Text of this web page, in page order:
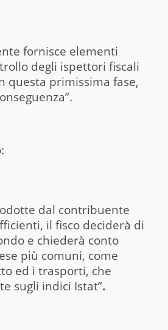
fornisce elementi
degli ispettori fiscali
questa primissima fase,
dal contribuente
il fisco deciderà di
e chiederà conto
più comuni, come
ed i trasporti, che
sugli indici Istat”.